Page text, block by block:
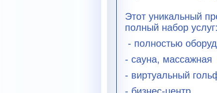
Этот уникальный
полный набор
- полностью
- сауна, массажная
- виртуальный